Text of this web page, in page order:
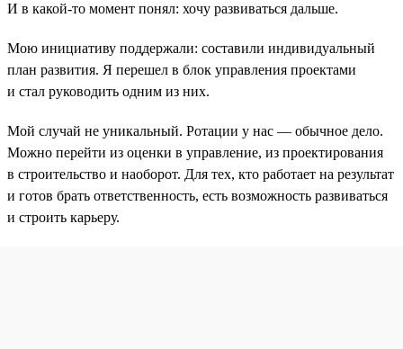
И в какой-то момент понял: хочу развиваться дальше.
Мою инициативу поддержали: составили индивидуальный
план развития. Я перешел в блок управления проектами
и стал руководить одним из них.
Мой случай не уникальный. Ротации у нас — обычное дело.
Можно перейти из оценки в управление, из проектирования
в строительство и наоборот. Для тех, кто работает на результат
и готов брать ответственность, есть возможность развиваться
и строить карьеру.